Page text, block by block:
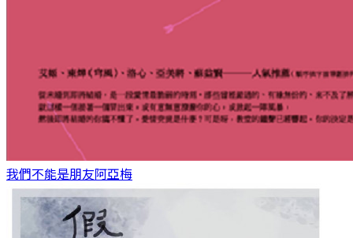
我們不能是朋友阿亞梅